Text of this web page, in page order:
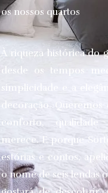
os nossos quartos
À riqueza histórica do
desde os tempos
simplicidade e a
decoração.
conforto,
merece.E porque
estórias e contos,
o nome de seis lendas